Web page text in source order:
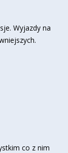
Wyjazdy na
co z nim